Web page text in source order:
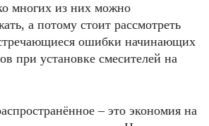
многих из них можно
а потому стоит рассмотреть
ошибки начинающих
при установке смесителей на
– это экономия на